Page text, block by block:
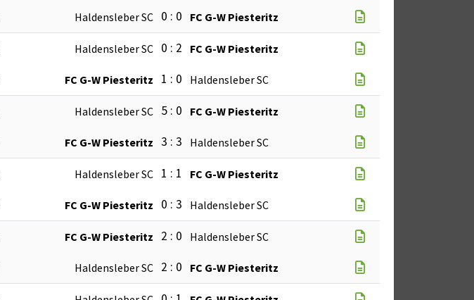
Haldensleber SC 0 : 0 FC G-W Piesteritz
Haldensleber SC 0 : 2 FC G-W Piesteritz
FC G-W Piesteritz 1 : 0 Haldensleber SC
Haldensleber SC 5 : 0 FC G-W Piesteritz
FC G-W Piesteritz 3 : 3 Haldensleber SC
Haldensleber SC 1 : 1 FC G-W Piesteritz
FC G-W Piesteritz 0 : 3 Haldensleber SC
FC G-W Piesteritz 2 : 0 Haldensleber SC
Haldensleber SC 2 : 0 FC G-W Piesteritz